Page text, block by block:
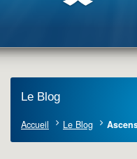
Le Blog
Accueil Le Blog